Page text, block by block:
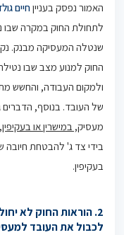
האמור נפסק בענייןחיים
לתחולת החוק במקרה שבו
שנטלה המעסיקה מבנק.
החוק למנוע מצב שבו
ולמקום העבודה, והחשש
של העובד. בנוסף,
מעסיק, במישרין או בעקיפין
בידי צד ג' להבטחת
בעקיפין.
2. הוראות החוק לא
לכבול את העובד